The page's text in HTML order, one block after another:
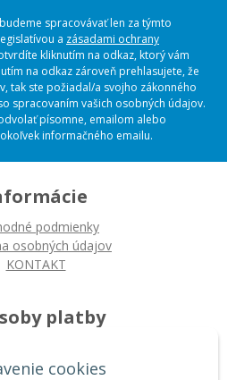
cookies
spracovávať len za týmto
a zásadami ochrany
kliknutím na odkaz, ktorý vám
na odkaz zároveň prehlasujete, že
tak ste požiadal/a svojho zákonného
spracovaním vašich osobných údajov.
písomne, emailom alebo
informačného emailu.
podmienky
osobných údajov
KONTAKT
platby
prevodom